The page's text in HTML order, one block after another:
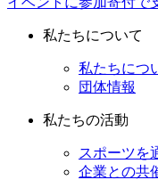
私たちについて
私たちにつ
団体情報
私たちの活動
スポーツを
企業との共